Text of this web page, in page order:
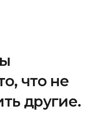
что не
другие.